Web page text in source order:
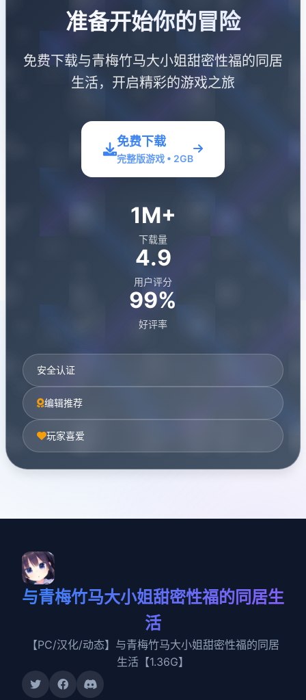
准备开始你的冒险
免费下载与青梅竹马大小姐甜密性福的同居
生活，开启精彩的游戏之旅
免费下载
完整版游戏 • 2GB
1M+
下载量
4.9
用户评分
99%
好评率
安全认证
编辑推荐
玩家喜爱
与青梅竹马大小姐甜密性福的同居生
活
【PC/汉化/动态】与青梅竹马大小姐甜密性福的同居
生活【1.36G】